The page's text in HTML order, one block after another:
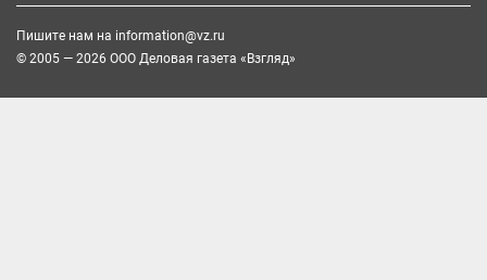
Пишите нам на information@vz.ru
© 2005 — 2026 ООО Деловая газета «Взгляд»